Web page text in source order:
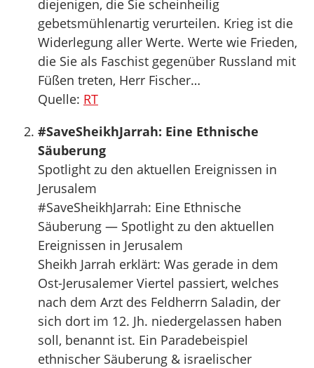
diejenigen, die Sie scheinheilig
gebetsmühlenartig verurteilen. Krieg ist die
Widerlegung aller Werte. Werte wie Frieden,
die Sie als Faschist gegenüber Russland mit
Füßen treten, Herr Fischer…
Quelle: RT
#SaveSheikhJarrah: Eine Ethnische
Säuberung
Spotlight zu den aktuellen Ereignissen in
Jerusalem
#SaveSheikhJarrah: Eine Ethnische
Säuberung — Spotlight zu den aktuellen
Ereignissen in Jerusalem
Sheikh Jarrah erklärt: Was gerade in dem
Ost-Jerusalemer Viertel passiert, welches
nach dem Arzt des Feldherrn Saladin, der
sich dort im 12. Jh. niedergelassen haben
soll, benannt ist. Ein Paradebeispiel
ethnischer Säuberung & israelischer